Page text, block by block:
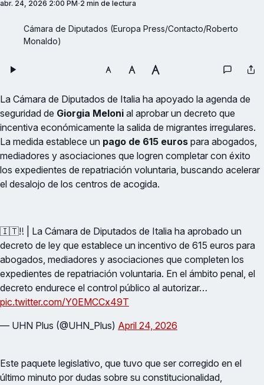
abr. 24, 2026 2:00 PM 2 min de lectura
Cámara de Diputados (Europa Press/Contacto/Roberto
Monaldo)
La Cámara de Diputados de Italia ha apoyado la agenda de
seguridad de Giorgia Meloni al aprobar un decreto que
incentiva económicamente la salida de migrantes irregulares.
La medida establece un pago de 615 euros para abogados,
mediadores y asociaciones que logren completar con éxito
los expedientes de repatriación voluntaria, buscando acelerar
el desalojo de los centros de acogida.
🇮🇹‼️ | La Cámara de Diputados de Italia ha aprobado un
decreto de ley que establece un incentivo de 615 euros para
abogados, mediadores y asociaciones que completen los
expedientes de repatriación voluntaria. En el ámbito penal, el
decreto endurece el control público al autorizar…
pic.twitter.com/Y0EMCCx49T
— UHN Plus (@UHN_Plus) April 24, 2026
Este paquete legislativo, que tuvo que ser corregido en el
último minuto por dudas sobre su constitucionalidad,